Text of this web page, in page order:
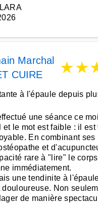
Marchal
CUIRE ★★
à l'épaule depuis
une séance ce
et le mot est faible : il est
En combinant ses
et
rare à "lire" le
immédiatement.
une tendinite à
Non
de manière